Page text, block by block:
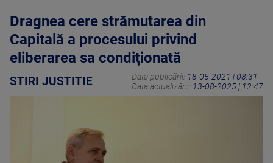
Dragnea cere strămutarea din
Capitală a procesului privind
eliberarea sa condiţionată
STIRI JUSTITIE Data publicării: 18-05-2021 | 08:31
Data actualizării: 13-08-2025 | 12:47